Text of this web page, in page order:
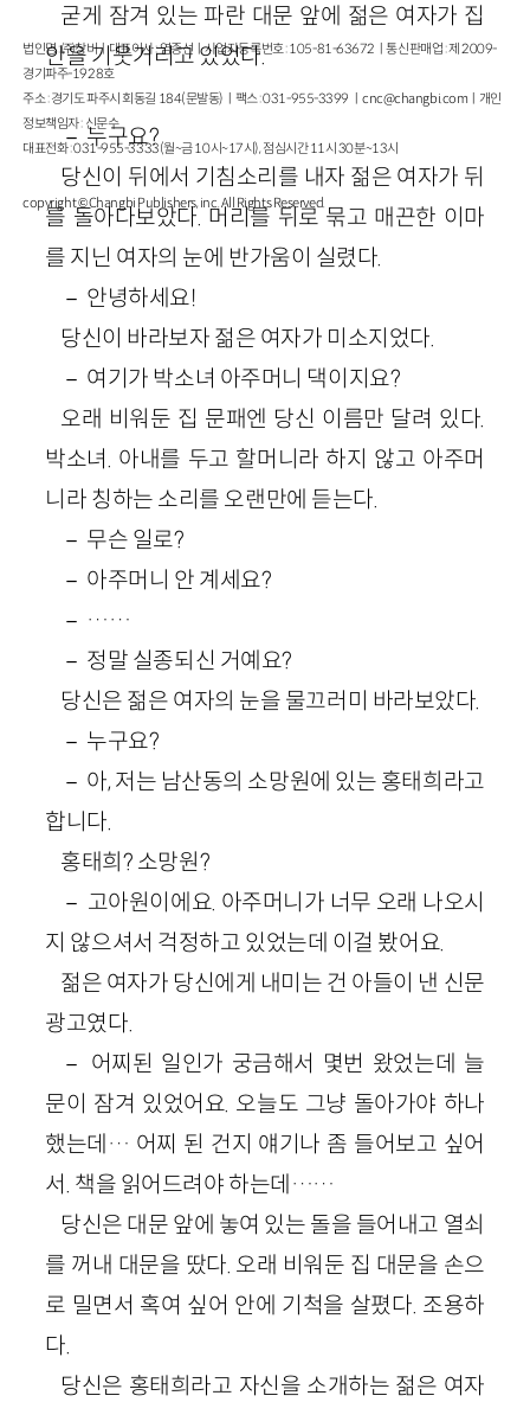
굳게 잠겨 있는 파란 대문 앞에 젊은 여자가 집
안을 기웃거리고 있었다.
－ 누구요?
당신이 뒤에서 기침소리를 내자 젊은 여자가 뒤
를 돌아다보았다. 머리를 뒤로 묶고 매끈한 이마
를 지닌 여자의 눈에 반가움이 실렸다.
－ 안녕하세요!
당신이 바라보자 젊은 여자가 미소지었다.
－ 여기가 박소녀 아주머니 댁이지요?
오래 비워둔 집 문패엔 당신 이름만 달려 있다.
박소녀. 아내를 두고 할머니라 하지 않고 아주머
니라 칭하는 소리를 오랜만에 듣는다.
－ 무슨 일로?
－ 아주머니 안 계세요?
－ ……
－ 정말 실종되신 거예요?
당신은 젊은 여자의 눈을 물끄러미 바라보았다.
－ 누구요?
－ 아, 저는 남산동의 소망원에 있는 홍태희라고
합니다.
홍태희? 소망원?
－ 고아원이에요. 아주머니가 너무 오래 나오시
지 않으셔서 걱정하고 있었는데 이걸 봤어요.
젊은 여자가 당신에게 내미는 건 아들이 낸 신문
광고였다.
－ 어찌된 일인가 궁금해서 몇번 왔었는데 늘
문이 잠겨 있었어요. 오늘도 그냥 돌아가야 하나
했는데… 어찌 된 건지 얘기나 좀 들어보고 싶어
서. 책을 읽어드려야 하는데……
당신은 대문 앞에 놓여 있는 돌을 들어내고 열쇠
를 꺼내 대문을 땄다. 오래 비워둔 집 대문을 손으
로 밀면서 혹여 싶어 안에 기척을 살폈다. 조용하
다.
당신은 홍태희라고 자신을 소개하는 젊은 여자
법인명 : ㈜창비ㅣ대표이사 : 염종선ㅣ사업자등록번호 : 105-81-63672ㅣ통신판매업 : 제 2009-
경기파주-1928호
주소 : 경기도 파주시 회동길 184(문발동)ㅣ팩스 : 031-955-3399 ㅣcnc@changbi.com ㅣ개인
정보책임자 : 신문수
대표전화 : 031-955-3333(월~금 10시~17시), 점심시간 11시 30분~13시
copyright © Changbi Publishers, inc. All Rights Reserved.